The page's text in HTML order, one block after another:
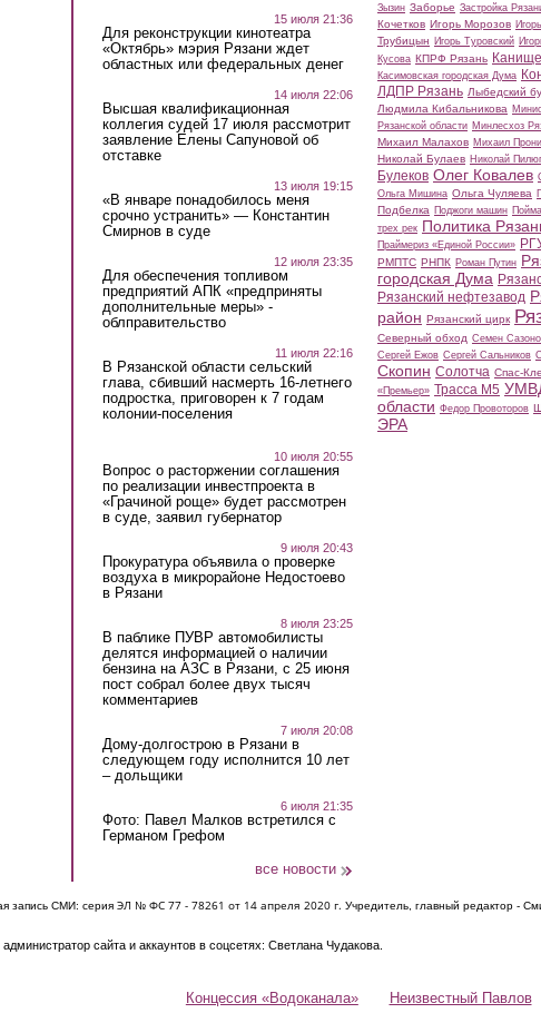
15 июля 21:36
Для реконструкции кинотеатра
«Октябрь» мэрия Рязани ждет
областных или федеральных денег
14 июля 22:06
Высшая квалификационная
коллегия судей 17 июля рассмотрит
заявление Елены Сапуновой об
отставке
13 июля 19:15
«В январе понадобилось меня
срочно устранить» — Константин
Смирнов в суде
12 июля 23:35
Для обеспечения топливом
предприятий АПК «предприняты
дополнительные меры» -
облправительство
11 июля 22:16
В Рязанской области сельский
глава, сбивший насмерть 16-летнего
подростка, приговорен к 7 годам
колонии-поселения
10 июля 20:55
Вопрос о расторжении соглашения
по реализации инвестпроекта в
«Грачиной роще» будет рассмотрен
в суде, заявил губернатор
9 июля 20:43
Прокуратура объявила о проверке
воздуха в микрорайоне Недостоево
в Рязани
8 июля 23:25
В паблике ПУВР автомобилисты
делятся информацией о наличии
бензина на АЗС в Рязани, с 25 июня
пост собрал более двух тысяч
комментариев
7 июля 20:08
Дому-долгострою в Рязани в
следующем году исполнится 10 лет
– дольщики
6 июля 21:35
Фото: Павел Малков встретился с
Германом Грефом
все новости
Зызин Заборье Застройка
Кочетков Игорь Морозов
Трубицын Игорь Туровский
Кусова КПРФ Рязань
Касимовская городская Дума
ЛДПР Рязань Лыбедский
Людмила Кибальникова
Рязанской области Минлесхоз
Михаил Малахов Михаил
Николай Булаев Николай
Булеков Олег Ковалев
Ольга Мишина Ольга Чуляева
Подбелка Поджоги машин
трех рек Политика
Праймериз «Единой России»
РМПТС РНПК Роман Путин
городская Дума
Рязанский нефтезавод
район Рязанский цирк
Северный обход Семен
Сергей Ежов Сергей Сальников
Скопин Солотча Спас-
«Премьер» Трасса М5
области Федор Провоторов
ЭРА
запись СМИ: серия ЭЛ № ФС 77 - 78261 от 14 апреля 2020 г. Учредитель, главный редактор -
сайта и аккаунтов в соцсетях: Светлана Чудакова.
Концессия «Водоканала» Неизвестный Павлов